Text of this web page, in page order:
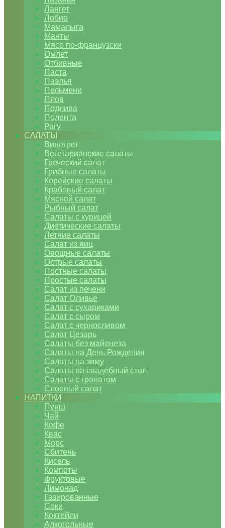
Лангет
Лобио
Мамалыга
Манты
Мясо по-французски
Омлет
Отбивные
Паста
Паэлья
Пельмени
Плов
Подлива
Полента
Рагу
САЛАТЫ
Винегрет
Вегетарианские салаты
Греческий салат
Грибные салаты
Корейские салаты
Крабовый салат
Мясной салат
Рыбный салат
Салаты с курицей
Диетические салаты
Летние салаты
Салат из яиц
Овощные салаты
Острые салаты
Постные салаты
Простые салаты
Салат из печени
Салат Оливье
Салат с сухариками
Салат с сыром
Салат с черносливом
Салат Цезарь
Салаты без майонеза
Салаты на День Рождения
Салаты на зиму
Салаты на свадебный стол
Салаты с гранатом
Слоеный салат
НАПИТКИ
Пунш
Чай
Кофе
Квас
Морс
Сбитень
Кисель
Компоты
Фруктовые
Лимонад
Газированные
Соки
Коктейли
Алкогольные